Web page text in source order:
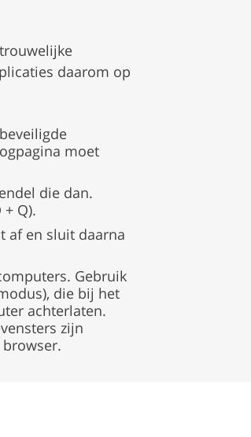
daarom op
moet
die dan.
+ Q).
af en sluit daarna
Gebruik
die bij het
achterlaten.
zijn